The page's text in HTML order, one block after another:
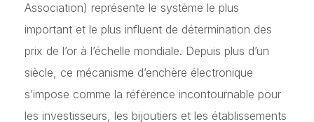
Association) représente le système le plus
important et le plus influent de détermination des
prix de l’or à l’échelle mondiale. Depuis plus d’un
siècle, ce mécanisme d’enchère électronique
s’impose comme la référence incontournable pour
les investisseurs, les bijoutiers et les établissements